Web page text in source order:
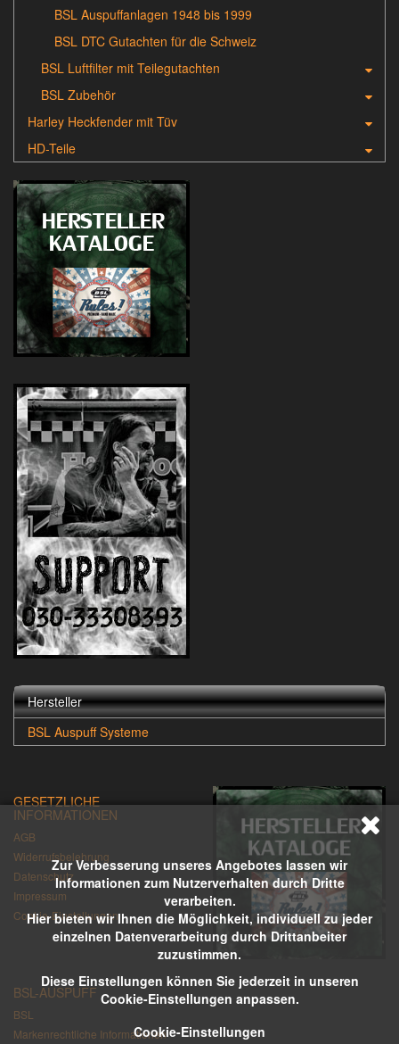
Zur Verbesserung unseres Angebotes lassen wir
Informationen zum Nutzerverhalten durch Dritte
verarbeiten.
Hier bieten wir Ihnen die Möglichkeit, individuell zu jeder
einzelnen Datenverarbeitung durch Drittanbeiter
zuzustimmen.
Diese Einstellungen können Sie jederzeit in unseren
Cookie-Einstellungen anpassen.
Cookie-Einstellungen
BSL Auspuffanlagen 1948 bis 1999
BSL DTC Gutachten für die Schweiz
BSL Luftfilter mit Teilegutachten
BSL Zubehör
Harley Heckfender mit Tüv
HD-Teile
Hersteller
BSL Auspuff Systeme
GESETZLICHE
INFORMATIONEN
AGB
Widerrufsbelehrung
Datenschutz
Impressum
Cookie-Einstellungen
BSL-AUSPUFF
BSL
Markenrechtliche Informationen